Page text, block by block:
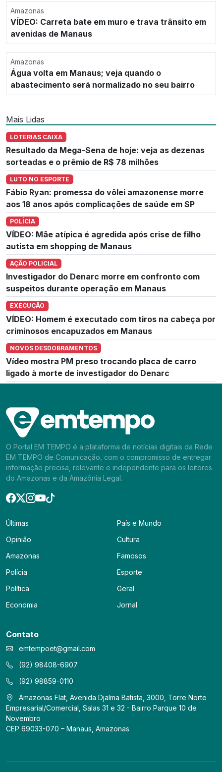
Amazonas
VÍDEO: Carreta bate em muro e trava trânsito em
avenidas de Manaus
Amazonas
Água volta em Manaus; veja quando o
abastecimento será normalizado no seu bairro
Mais Lidas
LOTERIAS CAIXA
Resultado da Mega-Sena de hoje: veja as dezenas
sorteadas e o prêmio de R$ 78 milhões
LUTO NO ESPORTE
Fábio Ryan: promessa do vôlei amazonense morre
aos 18 anos após complicações de saúde em SP
POLÍCIA
VÍDEO: Mãe atípica é agredida após crise de filho
autista em shopping de Manaus
AÇÃO POLICIAL
Investigador do Denarc morre em confronto com
suspeitos durante operação em Manaus
EXECUÇÃO
VÍDEO: Homem é executado com tiros na cabeça por
criminosos encapuzados em Manaus
NOVOS DESDOBRAMENTOS
Vídeo mostra PM preso trocando placa de carro
ligado à morte de investigador do Denarc
O Portal EM TEMPO é a plataforma de notícias digitais da Rede
EM TEMPO de Comunicação, com o compromisso de entregar
informação precisa, relevante e independente para os leitores
do Amazonas e da Amazônia Legal.
Últimas
Opinião
Amazonas
Polícia
Política
Economia
País e Mundo
Cultura
Famosos
Esporte
Geral
Jornal
Contato
emtempoet@gmail.com
(92) 98408-6907
(92) 98859-0110
Amazonas Flat, Avenida Djalma Batista, 3000, Torre Norte
Empresarial/Comercial, Salas 31 e 32 - Bairro Parque 10 de
Novembro
CEP 69033-070 – Manaus, Amazonas